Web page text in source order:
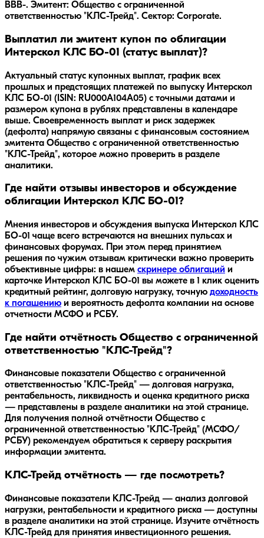
BBB-. Эмитент: Общество с ограниченной
ответственностью "КЛС-Трейд". Сектор: Corporate.
Выплатил ли эмитент купон по облигации
Интерскол КЛС БО-01 (статус выплат)?
Актуальный статус купонных выплат, график всех
прошлых и предстоящих платежей по выпуску Интерскол
КЛС БО-01 (ISIN: RU000A104A05) с точными датами и
размером купона в рублях представлены в календаре
выше. Своевременность выплат и риск задержек
(дефолта) напрямую связаны с финансовым состоянием
эмитента Общество с ограниченной ответственностью
"КЛС-Трейд", которое можно проверить в разделе
аналитики.
Где найти отзывы инвесторов и обсуждение
облигации Интерскол КЛС БО-01?
Мнения инвесторов и обсуждения выпуска Интерскол КЛС
БО-01 чаще всего встречаются на внешних пульсах и
финансовых форумах. При этом перед принятием
решения по чужим отзывам критически важно проверить
объективные цифры: в нашем скринере облигаций и
карточке Интерскол КЛС БО-01 вы можете в 1 клик оценить
кредитный рейтинг, долговую нагрузку, точную доходность
к погашению и вероятность дефолта компании на основе
отчетности МСФО и РСБУ.
Где найти отчётность Общество с ограниченной
ответственностью "КЛС-Трейд"?
Финансовые показатели Общество с ограниченной
ответственностью "КЛС-Трейд" — долговая нагрузка,
рентабельность, ликвидность и оценка кредитного риска
— представлены в разделе аналитики на этой странице.
Для получения полной отчётности Общество с
ограниченной ответственностью "КЛС-Трейд" (МСФО/
РСБУ) рекомендуем обратиться к серверу раскрытия
информации эмитента.
КЛС-Трейд отчётность — где посмотреть?
Финансовые показатели КЛС-Трейд — анализ долговой
нагрузки, рентабельности и кредитного риска — доступны
в разделе аналитики на этой странице. Изучите отчётность
КЛС-Трейд для принятия инвестиционного решения.